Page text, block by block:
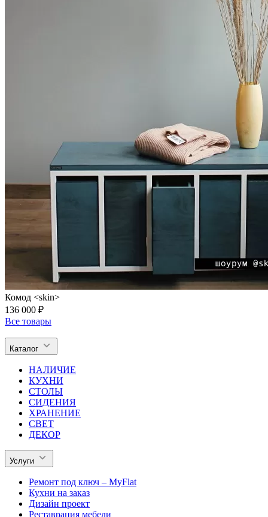
Комод <skin>
136 000 ₽
Все товары
Каталог
НАЛИЧИЕ
КУХНИ
СТОЛЫ
СИДЕНИЯ
ХРАНЕНИЕ
СВЕТ
ДЕКОР
Услуги
Ремонт под ключ – MyFlat
Кухни на заказ
Дизайн проект
Реставрация мебели